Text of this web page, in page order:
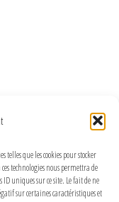
telles que les cookies pour stocker
technologies nous permettra de
uniques sur ce site. Le fait de ne
sur certaines caractéristiques et